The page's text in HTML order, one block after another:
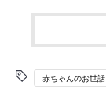
赤ちゃんのお世話